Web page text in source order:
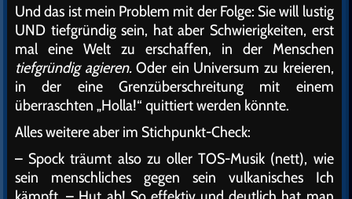
Und das ist mein Problem mit der Folge: Sie will lustig
UND tiefgründig sein, hat aber Schwierigkeiten, erst
mal eine Welt zu erschaffen, in der Menschen
tiefgründig agieren.Oder ein Universum zu kreieren,
in der eine Grenzüberschreitung mit einem
überraschten „Holla!“ quittiert werden könnte.
Alles weitere aber im Stichpunkt-Check:
– Spock träumt also zu oller TOS-Musik (nett), wie
sein menschliches gegen sein vulkanisches Ich